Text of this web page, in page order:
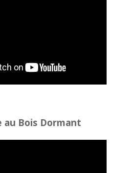
au Bois Dormant